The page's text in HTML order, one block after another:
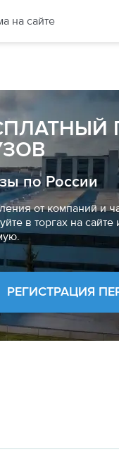
на сайте
по России
от компаний и
в торгах на
РЕГИСТРАЦИЯ